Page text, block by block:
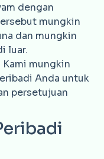
dengan
mungkin
dan mungkin
luar.
mungkin
Anda untuk
persetujuan